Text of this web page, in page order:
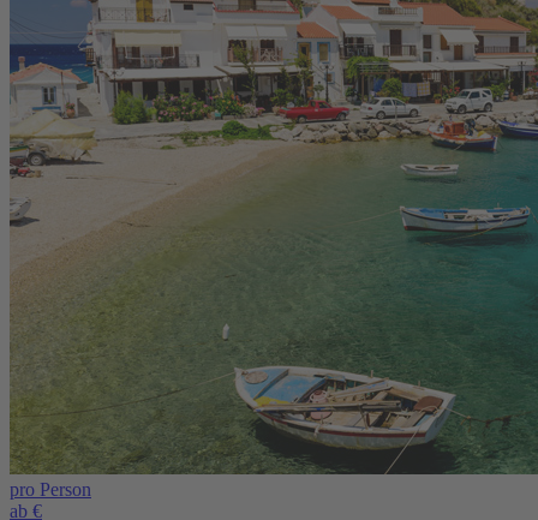
pro Person
ab €